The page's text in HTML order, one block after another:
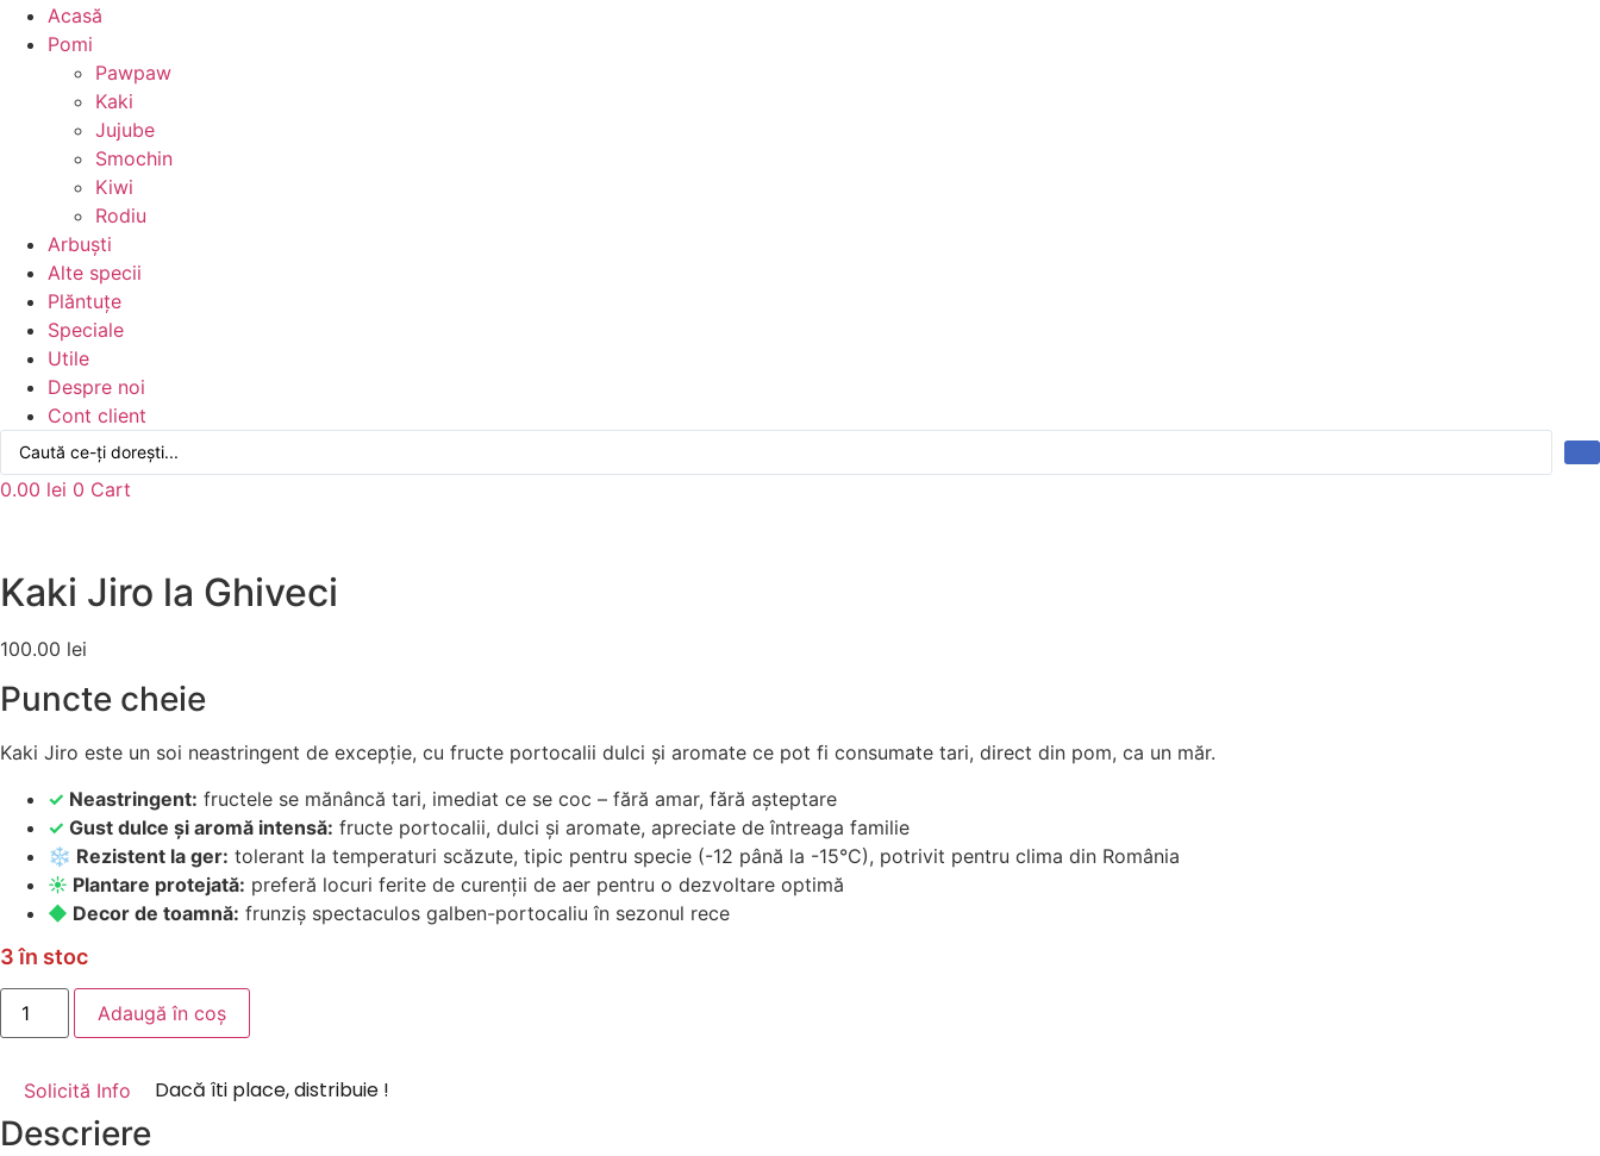
Acasă
Pomi
Pawpaw
Kaki
Jujube
Smochin
Kiwi
Rodiu
Arbuști
Alte specii
Plăntuțe
Speciale
Utile
Despre noi
Cont client
Search
0.00 lei 0 Cart
Kaki Jiro la Ghiveci
100.00 lei
Puncte cheie
Kaki Jiro este un soi neastringent de excepție, cu fructe portocalii dulci și aromate ce pot fi consumate tari, direct din pom, ca un măr.
✓ Neastringent: fructele se mănâncă tari, imediat ce se coc – fără amar, fără așteptare
✓ Gust dulce și aromă intensă: fructe portocalii, dulci și aromate, apreciate de întreaga familie
❄ Rezistent la ger: tolerant la temperaturi scăzute, tipic pentru specie (-12 până la -15°C), potrivit pentru clima din România
☀ Plantare protejată: preferă locuri ferite de curenții de aer pentru o dezvoltare optimă
◆ Decor de toamnă: frunziș spectaculos galben-portocaliu în sezonul rece
3 în stoc
Cantitate
Kaki
Jiro
Adaugă în coș
Solicită Info
Descriere